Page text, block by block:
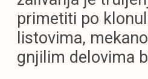
primetiti po
listovima,
gnjilim delovima